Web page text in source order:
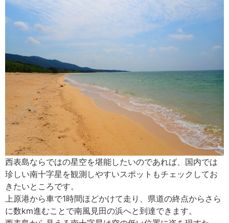
西表島ならではの星空を堪能したいのであれば、国内では
珍しい南十字星を観測しやすいスポットもチェックしてお
きたいところです。
上原港から車で1時間ほどかけて走り、県道の終点からさら
に数km進むことで南風見田の浜へと到達できます。